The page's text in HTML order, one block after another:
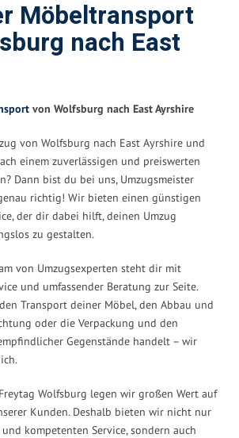
Möbeltransport
nach East
von Wolfsburg nach East Ayrshire
von Wolfsburg nach East Ayrshire und
einem zuverlässigen und preiswerten
Dann bist du bei uns, Umzugsmeister
richtig! Wir bieten einen günstigen
der dir dabei hilft, deinen Umzug
zu gestalten.
von Umzugsexperten steht dir mit
und umfassender Beratung zur Seite.
Transport deiner Möbel, den Abbau und
oder die Verpackung und den
Gegenstände handelt – wir
Wolfsburg legen wir großen Wert auf
Kunden. Deshalb bieten wir nicht nur
kompetenten Service, sondern auch